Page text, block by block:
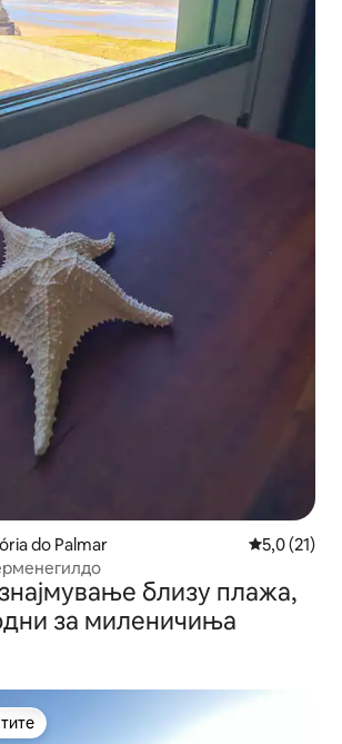
do Palmar Просечна
5,0 (21)
близу плажа,
за миленичиња